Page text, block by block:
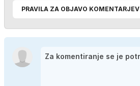
PRAVILA ZA OBJAVO KOMENTARJEV